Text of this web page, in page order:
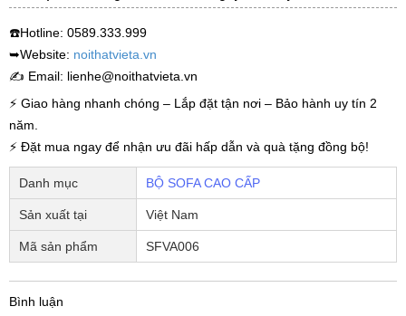
☎️Hotline: 0589.333.999
➥Website: noithatvieta.vn
✍ Email: lienhe@noithatvieta.vn
⚡ Giao hàng nhanh chóng – Lắp đặt tận nơi – Bảo hành uy tín 2
năm.
⚡ Đặt mua ngay để nhận ưu đãi hấp dẫn và quà tặng đồng bộ!
Danh mục BỘ SOFA CAO CẤP
Sản xuất tại Việt Nam
Mã sản phẩm SFVA006
Bình luận